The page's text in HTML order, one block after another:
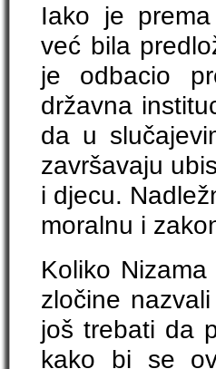
Iako je
već bila
je odbacio
državna
da u
završavaju
i djecu.
moralnu i
Koliko
zločine
još trebati da
kako bi se